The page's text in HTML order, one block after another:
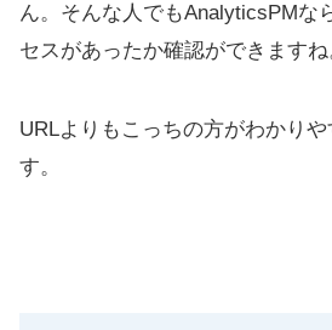
ん。そんな人でもAnalyticsPMな
セスがあったか確認ができますね
URLよりもこっちの方がわかり
す。